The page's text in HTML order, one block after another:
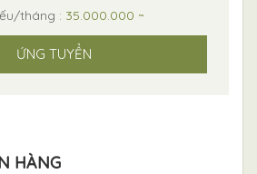
tháng : 35.000.000 ~
ỨNG TUYỂN
HÀNG